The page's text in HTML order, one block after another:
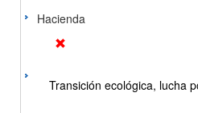
Hacienda
Transición ecológica, lucha